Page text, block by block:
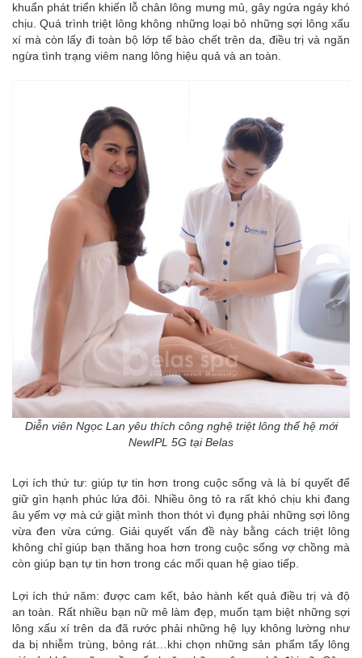
khuẩn phát triển khiến lỗ chân lông mưng mủ, gây ngứa ngáy khó
chịu. Quá trình triệt lông không những loại bỏ những sợi lông xấu
xí mà còn lấy đi toàn bộ lớp tế bào chết trên da, điều trị và ngăn
ngừa tình trạng viêm nang lông hiệu quả và an toàn.
Diễn viên Ngọc Lan yêu thích công nghệ triệt lông thế hệ mới
NewIPL 5G tại Belas
Lợi ích thứ tư: giúp tự tin hơn trong cuộc sống và là bí quyết để
giữ gìn hạnh phúc lứa đôi. Nhiều ông tỏ ra rất khó chịu khi đang
âu yếm vợ mà cứ giật mình thon thót vì đụng phải những sợi lông
vừa đen vừa cứng. Giải quyết vấn đề này bằng cách triệt lông
không chỉ giúp bạn thăng hoa hơn trong cuộc sống vợ chồng mà
còn giúp bạn tự tin hơn trong các mối quan hệ giao tiếp.
Lợi ích thứ năm: được cam kết, bảo hành kết quả điều trị và độ
an toàn. Rất nhiều bạn nữ mê làm đẹp, muốn tạm biệt những sợi
lông xấu xí trên da đã rước phải những hệ lụy không lường như
da bị nhiễm trùng, bỏng rát…khi chọn những sản phẩm tẩy lông